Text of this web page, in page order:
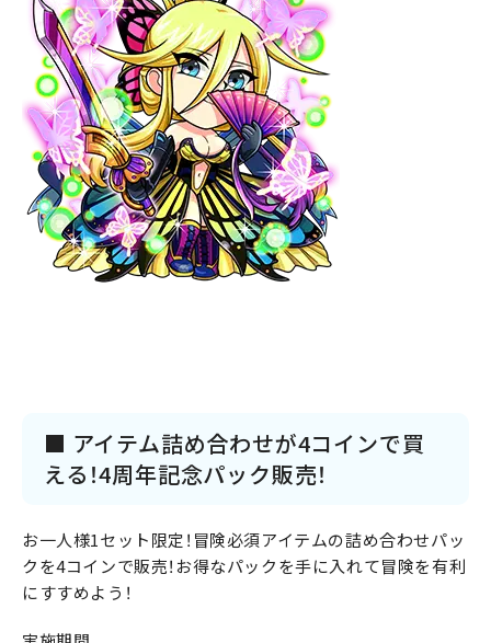
■ アイテム詰め合わせが4コインで買
える！4周年記念パック販売！
お一人様1セット限定！冒険必須アイテムの詰め合わせパッ
クを4コインで販売！お得なパックを手に入れて冒険を有利
にすすめよう！